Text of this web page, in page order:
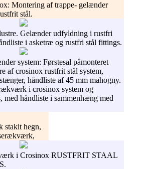
Montering af trappe- gelænder
stål.
Gelænder udfyldning i rustfri
i asketræ og rustfri stål fittings.
system: Førstesal påmonteret
af crosinox rustfrit stål system,
håndliste af 45 mm mahogny.
i crosinox system og
med håndliste i sammenhæng med
stakit hegn,
i Crosinox RUSTFRIT STAAL